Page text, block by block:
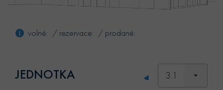
volné: / rezervace: / prodané:
JEDNOTKA 3.1